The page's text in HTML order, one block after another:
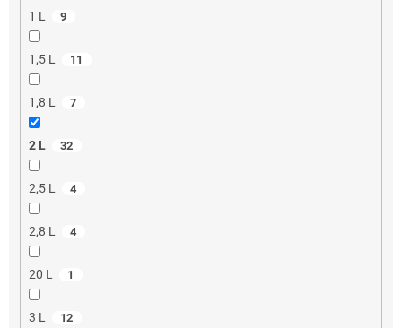
1 L 9
1,5 L 11
1,8 L 7
2 L 32
2,5 L 4
2,8 L 4
20 L 1
3 L 12